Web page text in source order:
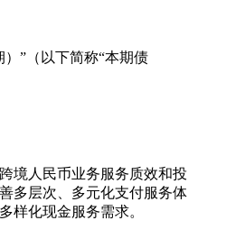
”（以下简称“本期债
境人民币业务服务质效和投
多层次、多元化支付服务体
样化现金服务需求。